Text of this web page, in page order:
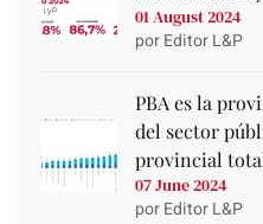
01 August 2024
por Editor L&P
PBA es la
del sector
provincial
07 June 2024
por Editor L&P